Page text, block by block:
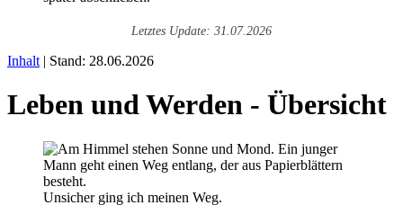
Letztes Update: 31.07.2026
Inhalt | Stand: 28.06.2026
Leben und Werden - Übersicht
Unsicher ging ich meinen Weg.